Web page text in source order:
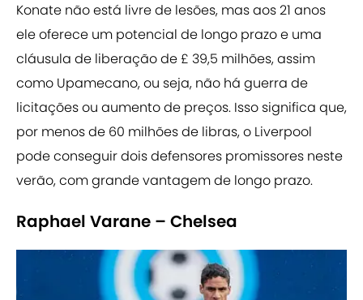
Konate não está livre de lesões, mas aos 21 anos
ele oferece um potencial de longo prazo e uma
cláusula de liberação de £ 39,5 milhões, assim
como Upamecano, ou seja, não há guerra de
licitações ou aumento de preços. Isso significa que,
por menos de 60 milhões de libras, o Liverpool
pode conseguir dois defensores promissores neste
verão, com grande vantagem de longo prazo.
Raphael Varane – Chelsea